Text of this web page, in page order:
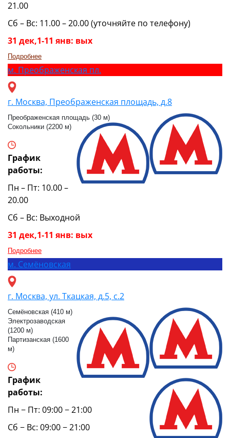
21.00
Сб – Вс: 11.00 – 20.00 (уточняйте по телефону)
31 дек,1-11 янв: вых
Подробнее
м. Преображенская пл.
г. Москва, Преображенская площадь, д.8
Преображенская площадь (30 м)
Сокольники (2200 м)
График
работы:
Пн – Пт: 10.00 –
20.00
Сб – Вс: Выходной
31 дек,1-11 янв: вых
Подробнее
м. Семёновская
г. Москва, ул. Ткацкая, д.5, с.2
Семёновская (410 м)
Электрозаводская
(1200 м)
Партизанская (1600
м)
График
работы:
Пн − Пт: 09:00 − 21:00
Сб − Вс: 09:00 − 21:00